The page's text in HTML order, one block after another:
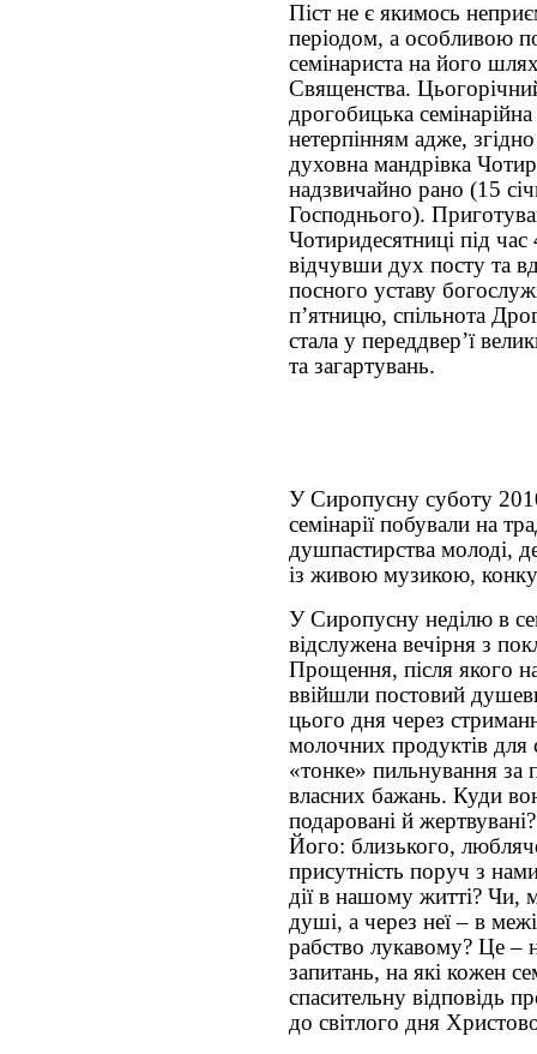
Піст не є якимось
періодом, а особливою
семінариста на його
Священства.
дрогобицька семінарійна
нетерпінням адже,
духовна мандрівка
надзвичайно рано (15
Господнього).
Чотиридесятниці під
відчувши дух посту та
посного уставу
п’ятницю, спільнота
стала у переддвер’ї
та загартувань.
У Сиропусну суботу
семінарії побували на
душпастирства молоді,
із живою музикою,
У Сиропусну неділю в
відслужена вечірня з
Прощення, після якого
ввійшли постовий
цього дня через
молочних продуктів для
«тонке» пильнування за
власних бажань. Куди
подаровані й
Його: близького,
присутність поруч з
дії в нашому житті?
душі, а через неї – в межі
рабство лукавому? Це –
запитань, на які кожен
спасительну відповідь
до світлого дня